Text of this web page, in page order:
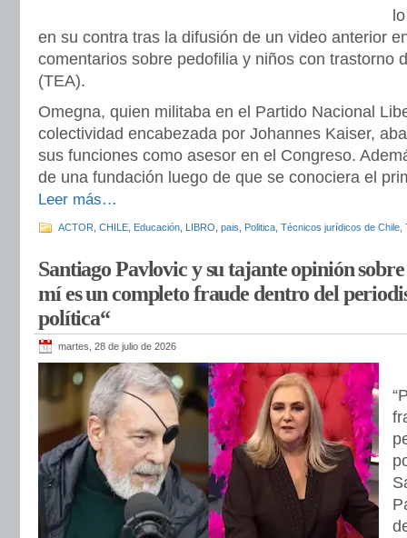
en su contra tras la difusión de un video anterior
comentarios sobre pedofilia y niños con trastorno
(TEA).
Omegna, quien militaba en el Partido Nacional
colectividad encabezada por Johannes Kaiser,
sus funciones como asesor en el Congreso.
de una fundación luego de que se conociera el
Leer más…
ACTOR CHILE Educación LIBRO pais Politica Técnicos jurídicos de Chile
Santiago Pavlovic y su tajante opinión
mí es un completo fraude dentro del
política“
martes, 28 de julio de 2026